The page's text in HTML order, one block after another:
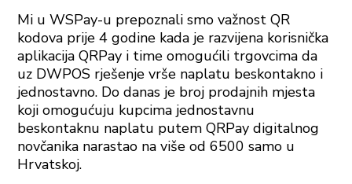
Mi u WSPay-u prepoznali smo važnost QR
kodova prije 4 godine kada je razvijena korisnička
aplikacija QRPay i time omogućili trgovcima da
uz DWPOS rješenje vrše naplatu beskontakno i
jednostavno. Do danas je broj prodajnih mjesta
koji omogućuju kupcima jednostavnu
beskontaknu naplatu putem QRPay digitalnog
novčanika narastao na više od 6500 samo u
Hrvatskoj.